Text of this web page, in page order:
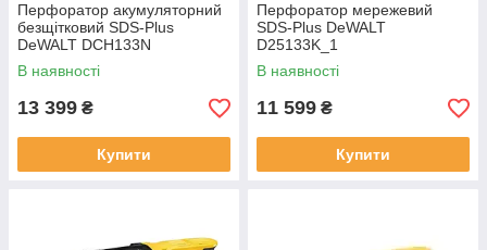
Перфоратор акумуляторний
безщітковий SDS-Plus
DeWALT DCH133N
В наявності
13 399 ₴
Купити
Перфоратор мережевий
SDS-Plus DeWALT
D25133K_1
В наявності
11 599 ₴
Купити